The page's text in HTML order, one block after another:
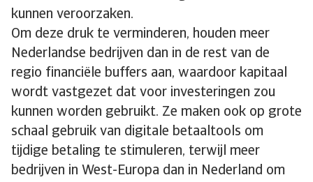
kunnen veroorzaken.
Om deze druk te verminderen, houden meer
Nederlandse bedrijven dan in de rest van de
regio financiële buffers aan, waardoor kapitaal
wordt vastgezet dat voor investeringen zou
kunnen worden gebruikt. Ze maken ook op grote
schaal gebruik van digitale betaaltools om
tijdige betaling te stimuleren, terwijl meer
bedrijven in West-Europa dan in Nederland om